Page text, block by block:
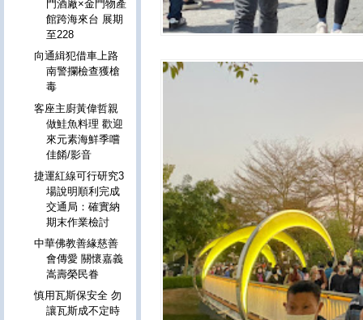
門酒廠×金門物產
館跨海來台 展期
至228
向通緝犯借車上路
南警攔檢查獲槍
毒
客座主廚黃偉哲親
做鮭魚料理 歡迎
來元素海鮮季嚐
佳餚/影音
捷運紅線可行研究3
場說明順利完成
交通局：確實納
期末作業檢討
中華佛教善緣慈善
會傳愛 關懷嘉義
嵩壽榮民眷
慎用瓦斯保安全 勿
讓瓦斯成不定時